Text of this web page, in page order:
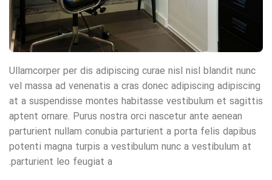
Ullamcorper per dis adipiscing curae nisl nisl blandit nunc
vel massa ad venenatis a cras donec adipiscing adipiscing
at a suspendisse montes habitasse vestibulum et sagittis
aptent ornare. Purus nostra orci nascetur ante aenean
parturient nullam conubia parturient a porta felis dapibus
potenti magna turpis a vestibulum nunc a vestibulum at
parturient leo feugiat a.